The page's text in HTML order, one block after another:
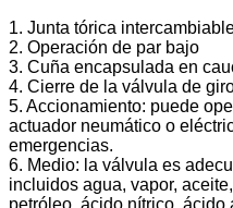
1. Junta tórica
2. Operación de par bajo
3. Cuña encapsulada en
4. Cierre de la válvula de
5. Accionamiento: puede
actuador neumático o
emergencias.
6. Medio: la válvula es
incluidos agua, vapor,